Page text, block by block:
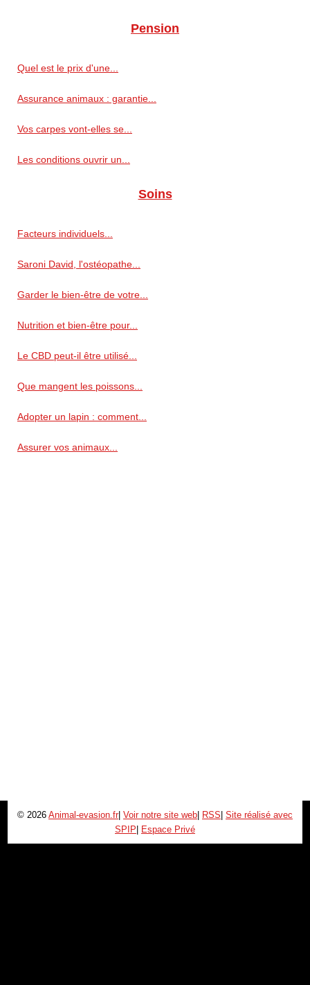
Pension
Quel est le prix d'une...
Assurance animaux : garantie...
Vos carpes vont-elles se...
Les conditions ouvrir un...
Soins
Facteurs individuels...
Saroni David, l'ostéopathe...
Garder le bien-être de votre...
Nutrition et bien-être pour...
Le CBD peut-il être utilisé...
Que mangent les poissons...
Adopter un lapin : comment...
Assurer vos animaux...
© 2026 Animal-evasion.fr| Voir notre site web| RSS| Site réalisé avec
SPIP| Espace Privé